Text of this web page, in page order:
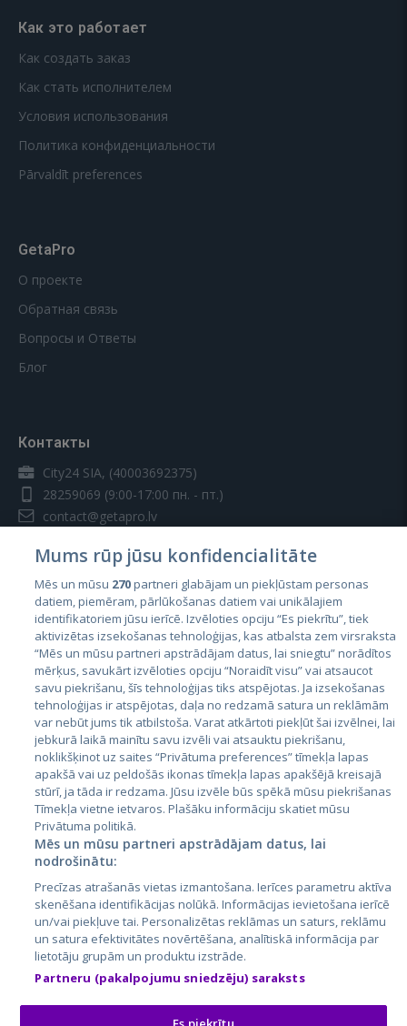
Как это работает
Как создать заказ
Как стать исполнителем
Условия использования
Политика конфиденциальности
Pārvaldīt preferences
GetaPro
О проекте
Обратная связь
Вопросы и Ответы
Блог
Контакты
City24 SIA, (40003692375)
28259069 (9:00-17:00 пн. - пт.)
contact@getapro.lv
Страны
Эстония
Латвия
Литва
City24.lv
City24.ee
GetaPro.lv
GetaPro.ee
Skelbiu.lt
Autoplius.lt
Aruodas.lt
CVbankas.lt
Kainos.lt
Paslaugos.lt
auto24.ee
Osta.ee
KuldneBörs.ee
Mums rūp jūsu konfidencialitāte
Mēs un mūsu 270partneri glabājam un piekļūstam personas
datiem, piemēram, pārlūkošanas datiem vai unikālajiem
identifikatoriem jūsu ierīcē. Izvēloties opciju “Es piekrītu”, tiek
aktivizētas izsekošanas tehnoloģijas, kas atbalsta zem virsraksta
“Mēs un mūsu partneri apstrādājam datus, lai sniegtu” norādītos
mērķus, savukārt izvēloties opciju “Noraidīt visu” vai atsaucot
savu piekrišanu, šīs tehnoloģijas tiks atspējotas. Ja izsekošanas
tehnoloģijas ir atspējotas, daļa no redzamā satura un reklāmām
var nebūt jums tik atbilstoša. Varat atkārtoti piekļūt šai izvēlnei, lai
jebkurā laikā mainītu savu izvēli vai atsauktu piekrišanu,
noklikšķinot uz saites “Privātuma preferences” tīmekļa lapas
apakšā vai uz peldošās ikonas tīmekļa lapas apakšējā kreisajā
stūrī, ja tāda ir redzama. Jūsu izvēle būs spēkā mūsu piekrišanas
Tīmekļa vietne ietvaros. Plašāku informāciju skatiet mūsu
Privātuma politikā.
Mēs un mūsu partneri apstrādājam datus, lai
nodrošinātu:
Precīzas atrašanās vietas izmantošana. Ierīces parametru aktīva
skenēšana identifikācijas nolūkā. Informācijas ievietošana ierīcē
un/vai piekļuve tai. Personalizētas reklāmas un saturs, reklāmu
un satura efektivitātes novērtēšana, analītiskā informācija par
lietotāju grupām un produktu izstrāde.
Partneru (pakalpojumu sniedzēju) saraksts